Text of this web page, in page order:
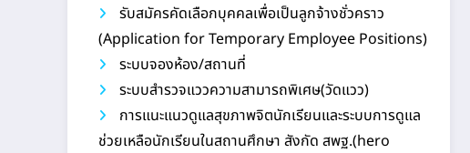
รับสมัครคัดเลือกบุคคลเพื่อเป็นลูกจ้างชั่วคราว
(Application for Temporary Employee Positions)
ระบบจองห้อง/สถานที่
ระบบสำรวจแววความสามารถพิเศษ(วัดแวว)
การแนะแนวดูแลสุขภาพจิตนักเรียนและระบบการดูแล
ช่วยเหลือนักเรียนในสถานศึกษา สังกัด สพฐ.(hero